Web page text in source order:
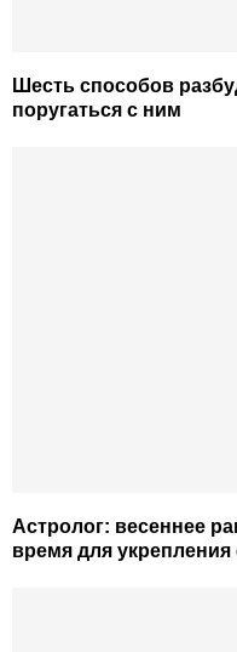
Шесть способов
поругаться с ним
Астролог: весеннее
время для